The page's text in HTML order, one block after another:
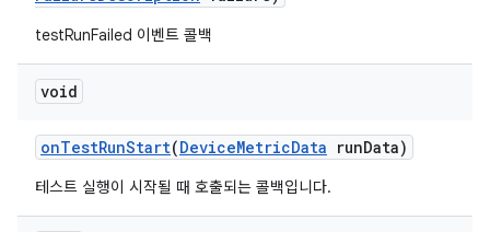
testRunFailed 이벤트 콜백
void
onTestRunStart(DeviceMetricData runData)
테스트 실행이 시작될 때 호출되는 콜백입니다.